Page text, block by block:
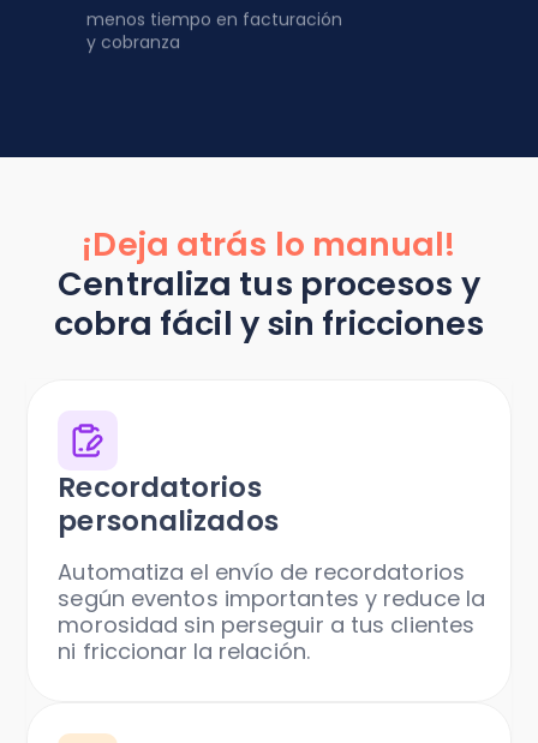
menos tiempo en facturación
y cobranza
¡Deja atrás lo manual!
Centraliza tus procesos y
cobra fácil y sin fricciones
Recordatorios
personalizados
Automatiza el envío de recordatorios
según eventos importantes y reduce la
morosidad sin perseguir a tus clientes
ni friccionar la relación.